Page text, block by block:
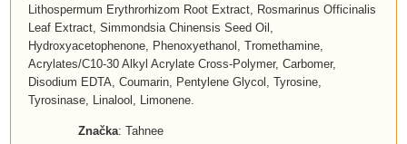
Lithospermum Erythrorhizom Root Extract, Rosmarinus Officinalis
Leaf Extract, Simmondsia Chinensis Seed Oil,
Hydroxyacetophenone, Phenoxyethanol, Tromethamine,
Acrylates/C10-30 Alkyl Acrylate Cross-Polymer, Carbomer,
Disodium EDTA, Coumarin, Pentylene Glycol, Tyrosine,
Tyrosinase, Linalool, Limonene.
Značka: Tahnee